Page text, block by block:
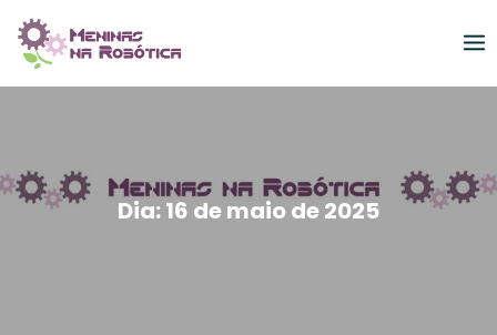
content
Dia:16 de maio de 2025